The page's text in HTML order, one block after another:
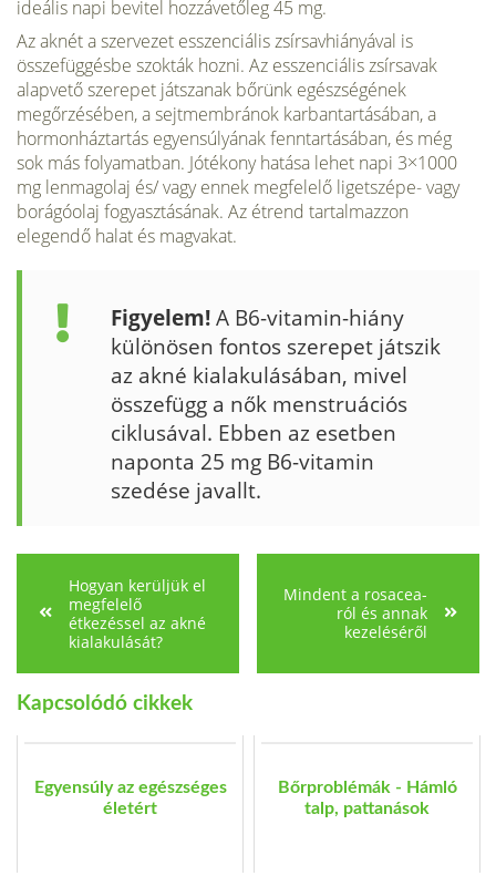
ideális napi bevitel hozzávetőleg 45 mg.
Az aknét a szervezet esszenciális zsírsavhiányával is
összefüggésbe szokták hozni. Az esszenciális zsírsavak
alapvető szerepet játszanak bőrünk egészségének
megőrzésében, a sejt­membránok karbantartásában, a
hormonháztartás egyen­súlyának fenntartásában, és még
sok más folyamatban. Jóté­kony hatása lehet napi 3×1000
mg lenmagolaj és/ vagy ennek megfelelő ligetszépe- vagy
borágóolaj fogyasztásának. Az ét­rend tartalmazzon
elegendő halat és magvakat.
Figyelem!A B6-vitamin-hiány
különösen fontos szerepet játszik
az akné kialakulásá­ban, mivel
összefügg a nők menstruációs
ciklusával. Ebben az esetben
naponta 25 mg B6-vitamin
szedése javallt.
Hogyan kerüljük el
megfelelő
étkezéssel az akné
kialakulását?
Mindent a rosacea-
ról és annak
kezeléséről
Kapcsolódó cikkek
Egyensúly az egészséges
életért
Bőrproblémák - Hámló
talp, pattanások